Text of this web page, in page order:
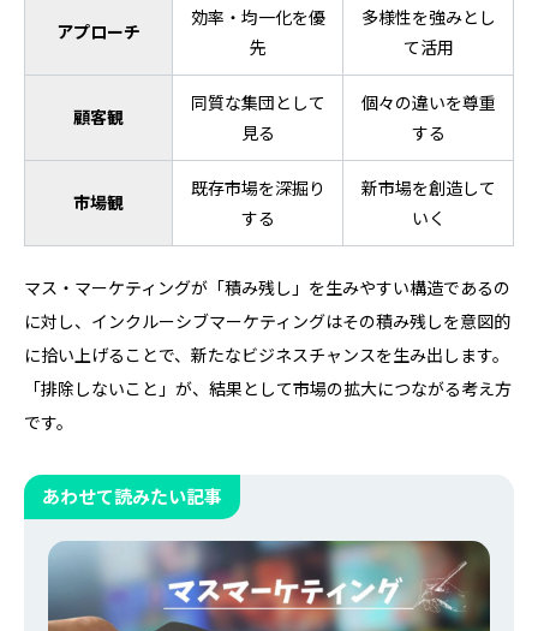
アプローチ
効率・均一化を優
先
多様性を強みとし
て活用
顧客観
同質な集団として
見る
個々の違いを尊重
する
市場観
既存市場を深掘り
する
新市場を創造して
いく
マス・マーケティングが「積み残し」を生みやすい構造であるの
に対し、インクルーシブマーケティングはその積み残しを意図的
に拾い上げることで、新たなビジネスチャンスを生み出します。
「排除しないこと」が、結果として市場の拡大につながる考え方
です。
あわせて読みたい記事